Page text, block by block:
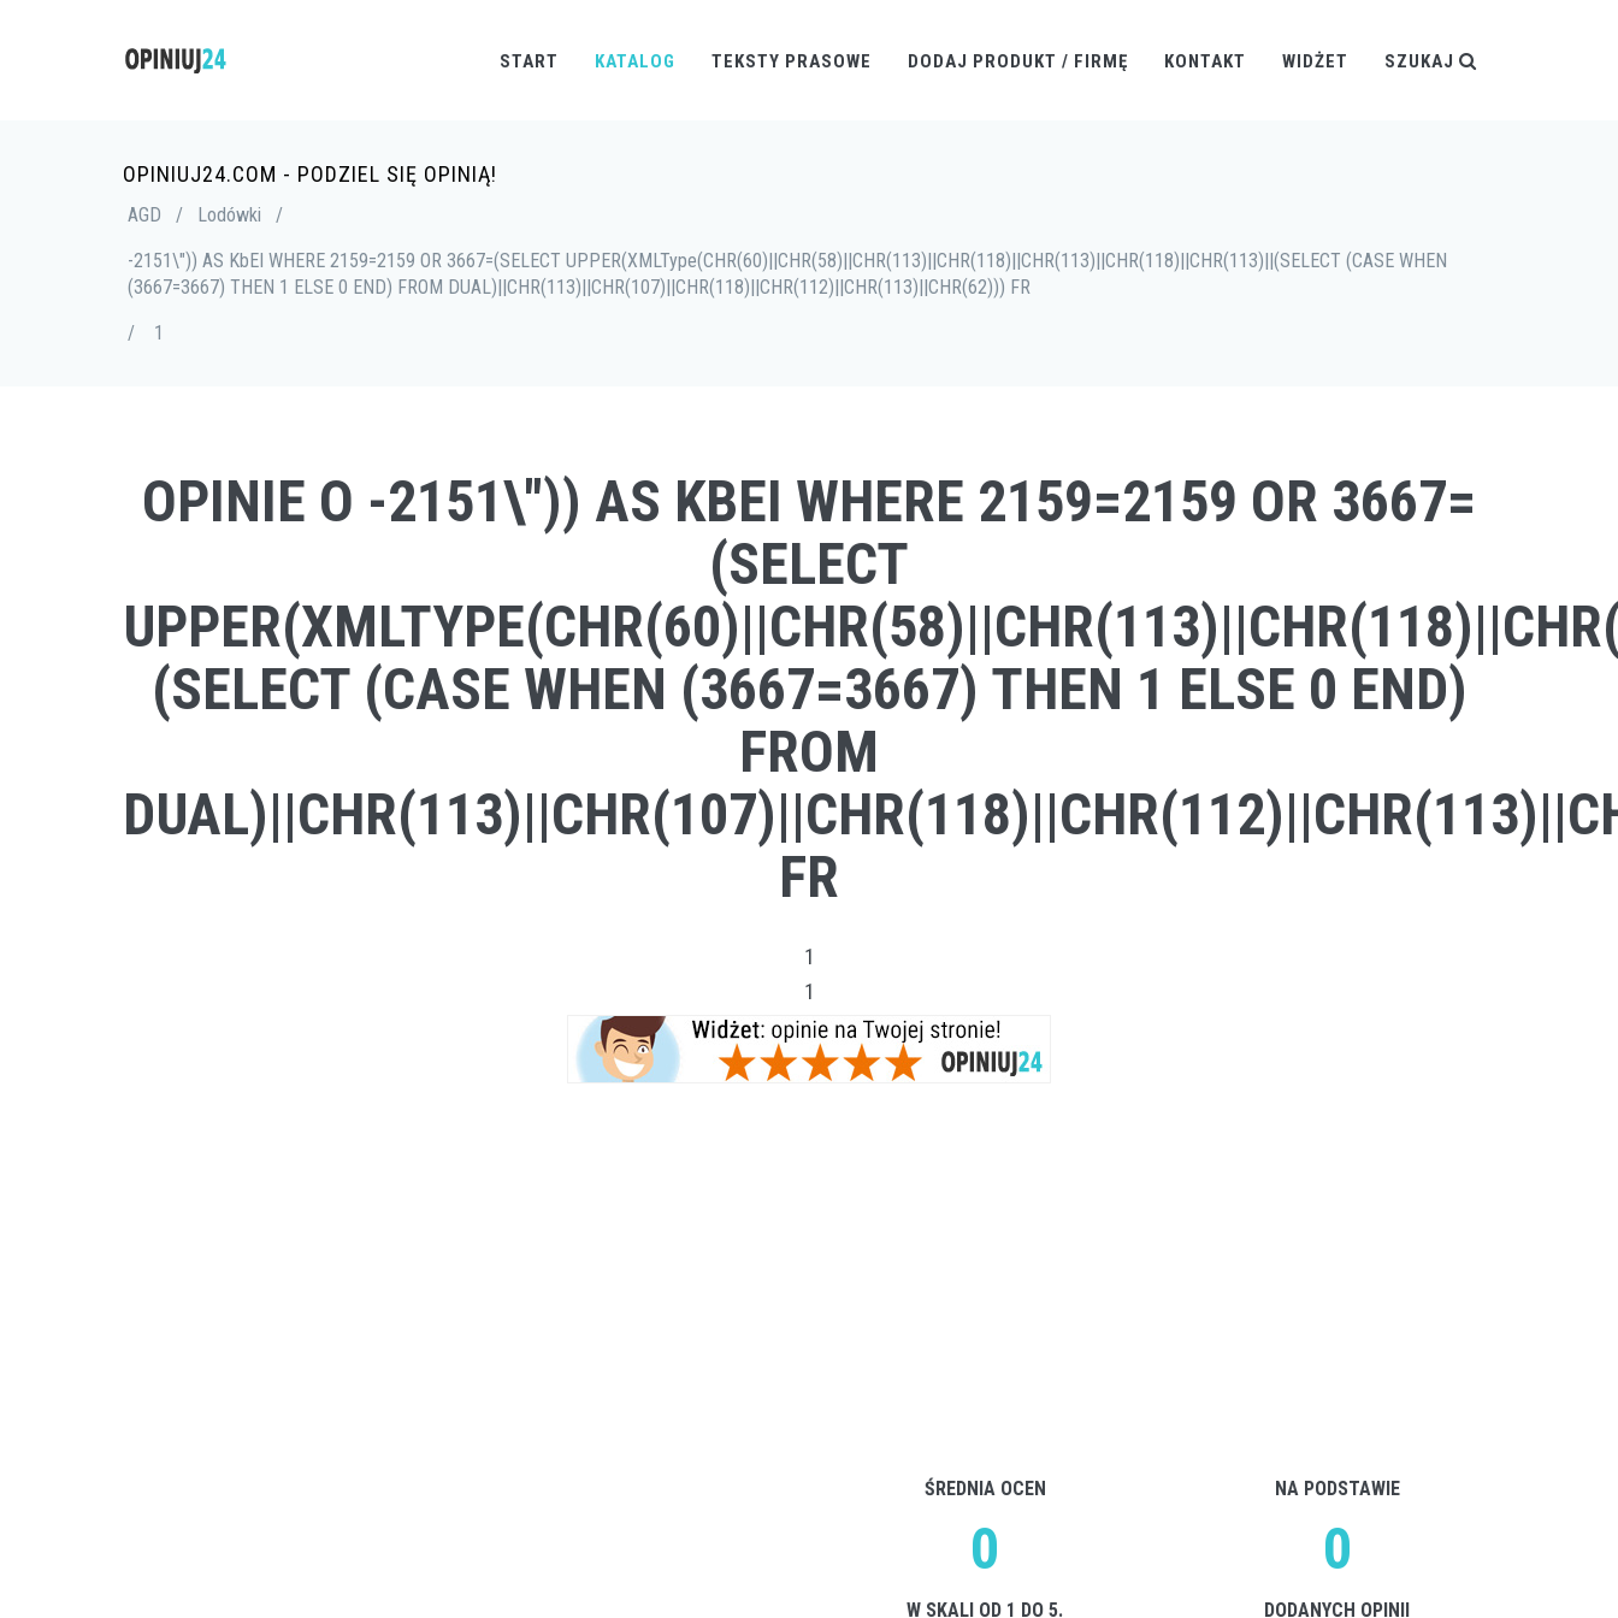
START KATALOG TEKSTY PRASOWE DODAJ PRODUKT / FIRMĘ KONTAKT WIDŻET SZUKAJ
OPINIUJ24.COM - PODZIEL SIĘ OPINIĄ!
AGD / Lodówki
/
-2151\")) AS KbEI WHERE 2159=2159 OR 3667=(SELECT UPPER(XMLType(CHR(60)||CHR(58)||CHR(113)||CHR(118)||CHR(113)||CHR(118)||CHR(113)||(SELECT (CASE WHEN
(3667=3667) THEN 1 ELSE 0 END) FROM DUAL)||CHR(113)||CHR(107)||CHR(118)||CHR(112)||CHR(113)||CHR(62))) FR
/
1
OPINIE O -2151\")) AS KBEI WHERE 2159=2159 OR 3667=
(SELECT
(SELECT (CASE WHEN (3667=3667) THEN 1 ELSE 0 END)
FROM
FR
1
1
ŚREDNIA OCEN
0
W SKALI OD 1 DO 5.
NA PODSTAWIE
0
DODANYCH OPINII